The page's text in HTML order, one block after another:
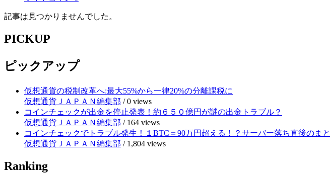
記事は見つかりませんでした。
PICKUP
ピックアップ
仮想通貨の税制改革へ:最大55%から一律20%の分離課税に
仮想通貨ＪＡＰＡＮ編集部 /0 views
コインチェックが出金を停止発表！約６５０億円が謎の出金トラブル？
仮想通貨ＪＡＰＡＮ編集部 / 164 views
コインチェックでトラブル発生！１BTC＝90万円超える！？サーバー落ち直後のま
仮想通貨ＪＡＰＡＮ編集部 / 1,804 views
Ranking